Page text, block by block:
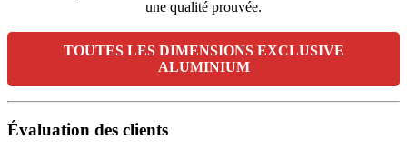
une qualité prouvée.
TOUTES LES DIMENSIONS EXCLUSIVE
ALUMINIUM
Évaluation des clients